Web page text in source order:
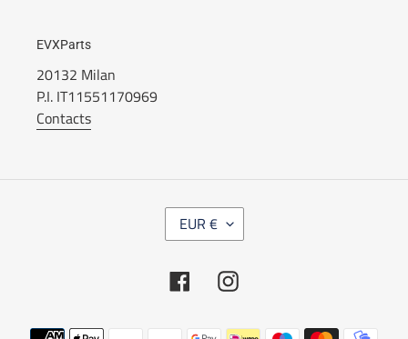
EVXParts
20132 Milan
P.I. IT11551170969
Contacts
M
EUR €
FacebookInstagram
Modes